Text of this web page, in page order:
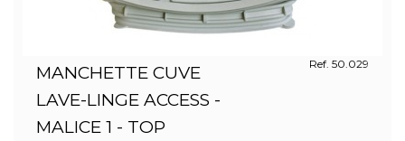
MANCHETTE CUVE
LAVE-LINGE ACCESS -
MALICE 1 - TOP
Ref. 50.029